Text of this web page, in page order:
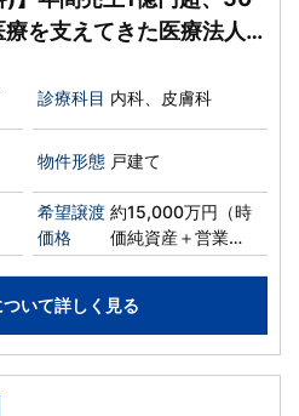
を支えてきた医療法人の
件。診療科目 内科、皮膚科
物件形態 戸建て
希望譲渡
価格
約15,000万円（時
価純資産＋営業
権）
いて詳しく見る